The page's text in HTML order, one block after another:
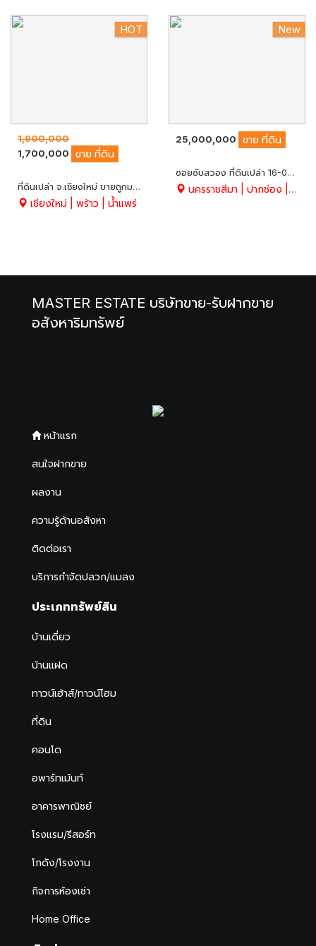
HOT
1,900,000
1,700,000
ขาย ที่ดิน
ที่ดินเปล่า จ.เชียงใหม่ ขายถูกมาก 3-2-66 ไร่ วิวภูเขาล้อมรอบ สวยมาก อากาศดี บนถนนสาย 1001
เชียงใหม่ | พร้าว | น้ำแพร่
New
25,000,000 ขาย ที่ดิน
ซอยซับสวอง ที่ดินเปล่า 16-0-56 ไร่ ปากช่อง ใกล้จุดขึ้น-ลงมอเตอร์เวย์ (ลงปากช่อง) พื้นที่สูง ห่างเขาใหญ่ 7 กิโล
นครราชสีมา | ปากช่อง | ขนงพระ
MASTER ESTATE บริษัทขาย-รับฝากขาย
อสังหาริมทรัพย์
หน้าแรก
สนใจฝากขาย
ผลงาน
ความรู้ด้านอสังหา
ติดต่อเรา
บริการกำจัดปลวก/แมลง
ประเภททรัพย์สิน
บ้านเดี่ยว
บ้านแฝด
ทาวน์เฮ้าส์/ทาวน์โฮม
ที่ดิน
คอนโด
อพาร์ทเม้นท์
อาคารพาณิชย์
โรงแรม/รีสอร์ท
โกดัง/โรงงาน
กิจการห้องเช่า
Home Office